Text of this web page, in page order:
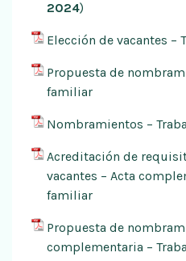
2024)
Elección de vacantes –
Propuesta de
familiar
Nombramientos –
Acreditación de
vacantes – Acta
familiar
Propuesta de
complementaria –